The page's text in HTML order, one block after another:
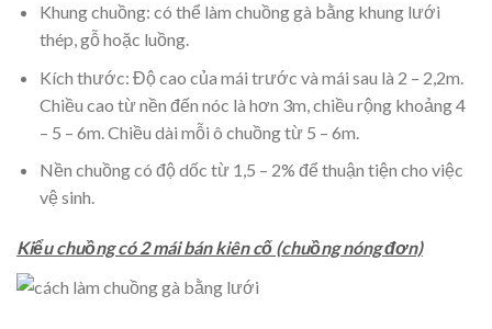
Khung chuồng: có thể làm chuồng gà bằng khung lưới
thép, gỗ hoặc luồng.
Kích thước: Độ cao của mái trước và mái sau là 2 – 2,2m.
Chiều cao từ nền đến nóc là hơn 3m, chiều rộng khoảng 4
– 5 – 6m. Chiều dài mỗi ô chuồng từ 5 – 6m.
Nền chuồng có độ dốc từ 1,5 – 2% để thuận tiện cho việc
vệ sinh.
Kiểu chuồng có 2 mái bán kiên cố (chuồng nóng đơn)